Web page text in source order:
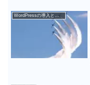
WordPressの導入と設定